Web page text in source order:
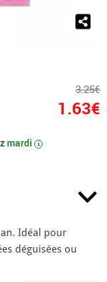
3.25€
1.63€
mardi i
Idéal pour
déguisées ou